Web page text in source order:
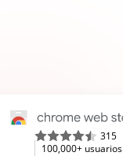
315
100,000+ usuarios